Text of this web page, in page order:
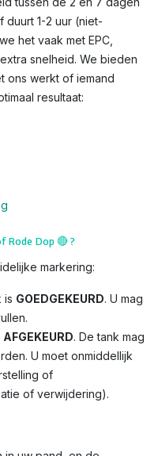
duurt 1-2 uur (niet-
het vaak met EPC,
snelheid. We bieden
ons werkt of iemand
resultaat:
Rode Dop🔴?
markering:
is GOEDGEKEURD. U mag
AFGEKEURD. De tank mag
U moet onmiddellijk
of
of verwijdering).